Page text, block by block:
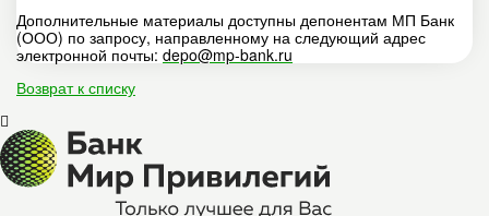
Дополнительные материалы доступны депонентам МП Банк
(ООО) по запросу, направленному на следующий адрес
электронной почты: depo@mp-bank.ru
Возврат к списку